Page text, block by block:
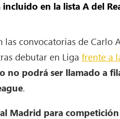
en la lista A del
convocatorias de Carlo
debutar en Ligafrente a
no podrá ser llamado a
.
Madrid para competición